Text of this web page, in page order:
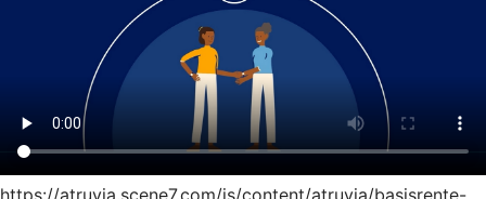
https://atruvia.scene7.com/is/content/atruvia/basisrente-